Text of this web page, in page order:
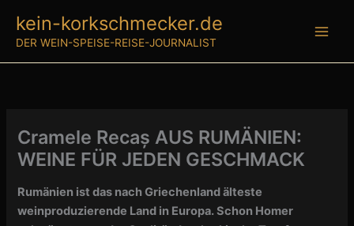
Inhalt
springen
kein-korkschmecker.de
DER WEIN-SPEISE-REISE-JOURNALIST
Cramele Recaș AUS RUMÄNIEN:
WEINE FÜR JEDEN GESCHMACK
Rumänien ist das nach Griechenland älteste
weinproduzierende Land in Europa. Schon Homer